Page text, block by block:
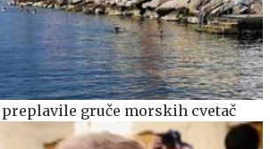
gruče morskih cvetač